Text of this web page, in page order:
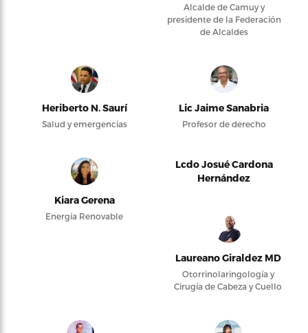
Alcalde de Camuy y
presidente de la Federación
de Alcaldes
Heriberto N. Saurí
Salud y emergencias
Lic Jaime Sanabria
Profesor de derecho
Kiara Gerena
Energía Renovable
Lcdo Josué Cardona
Hernández
Laureano Giraldez MD
Otorrinolaringología y
Cirugía de Cabeza y Cuello